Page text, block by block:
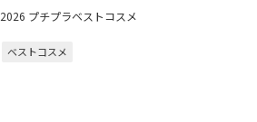
2026 プチプラベストコスメ
ベストコスメ